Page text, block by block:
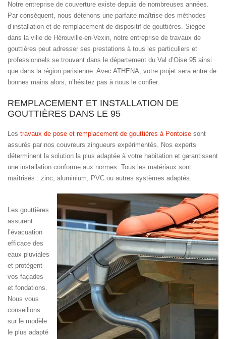
Notre entreprise de couverture existe depuis de nombreuses années.
Par conséquent, nous détenons une parfaite maîtrise des méthodes
d’installation et de remplacement de dispositif de gouttières. Siégée
dans la ville de Hérouville-en-Vexin, notre entreprise de travaux de
gouttières peut adresser ses prestations à tous les particuliers et
professionnels se trouvant dans le département du Val d’Oise 95 ainsi
que dans la région parisienne. Avec ATHENA, votre projet sera entre de
bonnes mains alors, n’hésitez pas à nous le confier.
REMPLACEMENT ET INSTALLATION DE
GOUTTIÈRES DANS LE 95
Les travaux de pose et remplacement de gouttières à Pontoise sont
assurés par nos couvreurs zingueurs expérimentés. Nos experts
déterminent la solution la plus adaptée à votre habitation et garantissent
une installation conforme aux normes. Tous les matériaux sont
maîtrisés : zinc, aluminium, PVC ou autres systèmes adaptés.
Les gouttières
assurent
l’évacuation
efficace des
eaux pluviales
et protègent
vos façades
et fondations.
Nous vous
conseillons
sur le modèle
le plus adapté